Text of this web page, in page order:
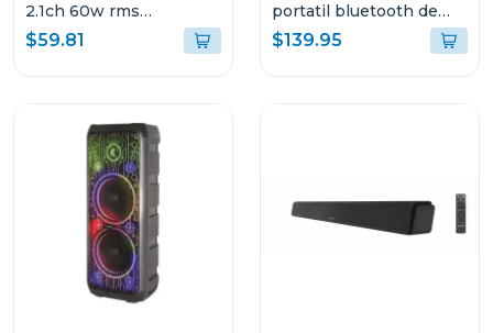
2.1ch 60w rms
bluetooth hmt62
$59.81
portatil bluetooth de
60w rms pa8dcn
$139.95